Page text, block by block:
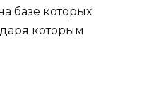
базе которых
которым